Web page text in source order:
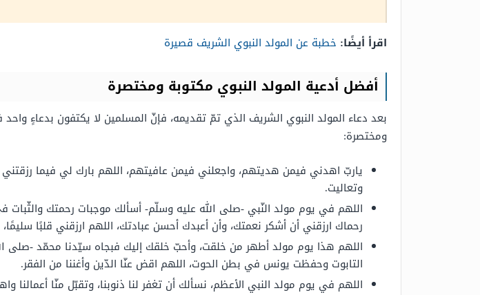
اقرأ أيضًا: خطبة عن المولد النبوي الشريف قصيرة
أفضل أدعية المولد النبوي مكتوبة ومختصرة
بعد دعاء المولد النبوي الشريف الذي تمّ تقديمه، فإنّ المسلمين لا يكتفون بدعاءٍ
ومختصرة:
ياربّ اهدني فيمن هديتهم، واجعلني فيمن عافيتهم، اللهم بارك لي فيما
وتعاليت.
اللهم في يوم مولد النّبي -صلى الله عليه وسلّم- أسألك موجبات رحمتك والثّبات
رحماك ارزقني أن أشكر نعمتك، وأن أعبدك أحسن عبادتك، اللهم ارزقني قلبًا
اللهم هذا يوم مولد أطهر من خلقت، وأحبّ خلقك إليك فبجاه سيّدنا محمّد -صلى
التابوت وحفظت يونس في بطن الحوت، اللهم اقض عنّا الدّين وأغننا من الفقر.
اللهم في يوم مولد النبي الأعظم، نسألك أن تغفر لنا ذنوبنا، وتقبّل منّا أعمالنا